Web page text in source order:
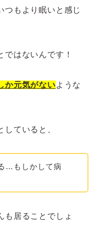
つもより眠いと感じ
はないんです！
か元気がないような
ていると、
…もしかして病
も居ることでしょ